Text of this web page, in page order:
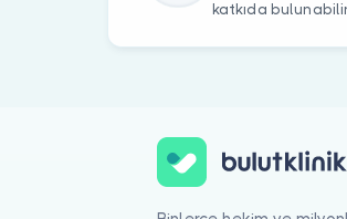
katkıda